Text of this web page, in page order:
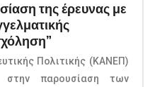
της έρευνας με
Πολιτικής (ΚΑΝΕΠ)
παρουσίαση των